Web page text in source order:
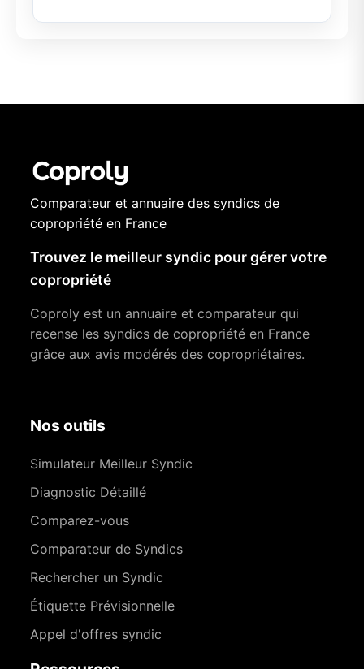
Comparateur et annuaire des syndics de
copropriété en France
Trouvez le meilleur syndic pour gérer votre
copropriété
Coproly est un annuaire et comparateur qui
recense les syndics de copropriété en France
grâce aux avis modérés des copropriétaires.
Nos outils
Simulateur Meilleur Syndic
Diagnostic Détaillé
Comparez-vous
Comparateur de Syndics
Rechercher un Syndic
Étiquette Prévisionnelle
Appel d'offres syndic